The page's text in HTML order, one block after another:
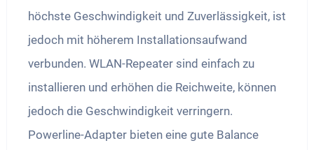
höchste Geschwindigkeit und Zuverlässigkeit, ist
jedoch mit höherem Installationsaufwand
verbunden. WLAN-Repeater sind einfach zu
installieren und erhöhen die Reichweite, können
jedoch die Geschwindigkeit verringern.
Powerline-Adapter bieten eine gute Balance